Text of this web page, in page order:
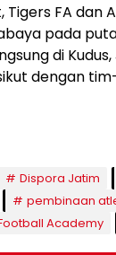
FA dan
pada
di Kudus,
dengan
Dispora Jatim
pembinaan
Academy